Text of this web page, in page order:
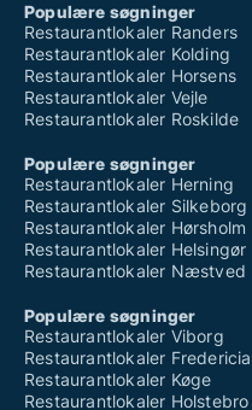
Populære søgninger
Restaurantlokaler Randers
Restaurantlokaler Kolding
Restaurantlokaler Horsens
Restaurantlokaler Vejle
Restaurantlokaler Roskilde
Populære søgninger
Restaurantlokaler Herning
Restaurantlokaler Silkeborg
Restaurantlokaler Hørsholm
Restaurantlokaler Helsingør
Restaurantlokaler Næstved
Populære søgninger
Restaurantlokaler Viborg
Restaurantlokaler Fredericia
Restaurantlokaler Køge
Restaurantlokaler Holstebro